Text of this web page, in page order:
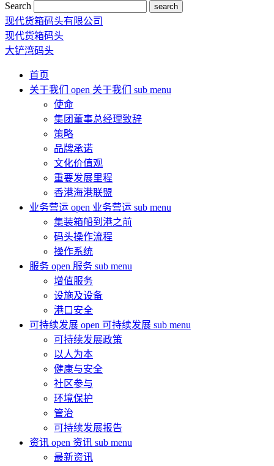
Search search
现代货箱码头有限公司
现代货箱码头
大铲湾码头
首页
关于我们 open 关于我们 sub menu
使命
集团董事总经理致辞
策略
品牌承诺
文化价值观
重要发展里程
香港海港联盟
业务营运 open 业务营运 sub menu
集装箱船到港之前
码头操作流程
操作系统
服务 open 服务 sub menu
增值服务
设施及设备
港口安全
可持续发展 open 可持续发展 sub menu
可持续发展政策
以人为本
健康与安全
社区参与
环境保护
管治
可持续发展报告
资讯 open 资讯 sub menu
最新资讯